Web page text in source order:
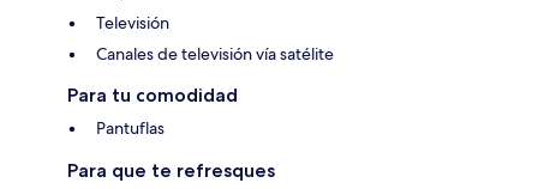
Televisión
Canales de televisión vía satélite
Para tu comodidad
Pantuflas
Para que te refresques